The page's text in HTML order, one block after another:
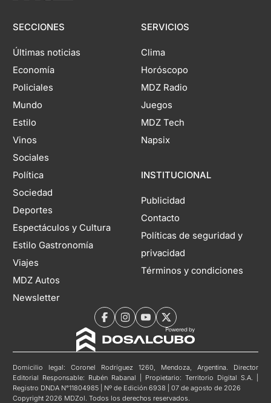
SECCIONES
Últimas noticias
Economía
Policiales
Mundo
Estilo
Vinos
Sociales
Política
Sociedad
Deportes
Espectáculos y Cultura
Estilo Gastronomía
Viajes
MDZ Autos
Newsletter
SERVICIOS
Clima
Horóscopo
MDZ Radio
Juegos
MDZ Tech
Napsix
INSTITUCIONAL
Publicidad
Contacto
Políticas de seguridad y
privacidad
Términos y condiciones
Domicilio legal: Coronel Rodríguez 1260, Mendoza, Argentina. Director
Editorial Responsable: Rubén Rabanal | Propietario: Territorio Digital S.A. |
Registro DNDA N°11804985 | Nº de Edición 6938 | 07 de agosto de 2026
Copyright 2026 MDZol. Todos los derechos reservados.